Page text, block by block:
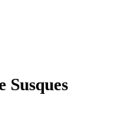
Susques